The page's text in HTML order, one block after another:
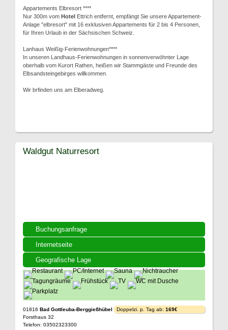
Appartements Elbresort ****
Nur 300m vom Hotel Ettrich entfernt, empfängt Sie unsere Appartement-
Anlage "elbresort" mit 16 exklusiven Appartements für 2 bis 4 Personen,
für Ihren Urlaub in der Sächsischen Schweiz.
Lanhaus Weißig-Ferienwohnungen****
In unseren Landhaus-Ferienwohnungen in sonnenverwöhnter Lage
oberhalb vom Kurort Rathen, heißen wir Stammgäste und Freunde des
Elbsandsteingebirges willkommen.
Wir brfinden uns am Elberadweg.
Buchungsanfrage
Internetseite
Geografische Lage
Waldgut Naturresort
01816 Bad Gottleuba-Berggießhübel
Forsthaus 32
Telefon: 03502323300
Doppelzi. p. Tag ab: 169€